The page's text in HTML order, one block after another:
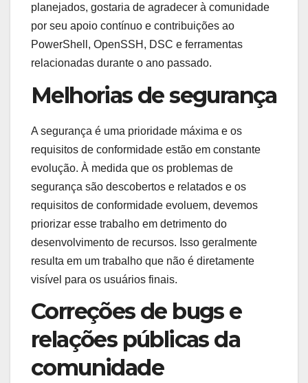
planejados, gostaria de agradecer à comunidade
por seu apoio contínuo e contribuições ao
PowerShell, OpenSSH, DSC e ferramentas
relacionadas durante o ano passado.
Melhorias de segurança
A segurança é uma prioridade máxima e os
requisitos de conformidade estão em constante
evolução. À medida que os problemas de
segurança são descobertos e relatados e os
requisitos de conformidade evoluem, devemos
priorizar esse trabalho em detrimento do
desenvolvimento de recursos. Isso geralmente
resulta em um trabalho que não é diretamente
visível para os usuários finais.
Correções de bugs e
relações públicas da
comunidade